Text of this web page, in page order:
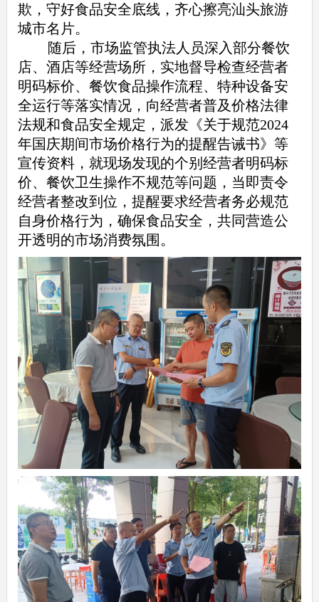
欺，守好食品安全底线，齐心擦亮汕头旅游
城市名片。
随后，市场监管执法人员深入部分餐饮
店、酒店等经营场所，实地督导检查经营者
明码标价、餐饮食品操作流程、特种设备安
全运行等落实情况，向经营者普及价格法律
法规和食品安全规定，派发《关于规范2024
年国庆期间市场价格行为的提醒告诫书》等
宣传资料，就现场发现的个别经营者明码标
价、餐饮卫生操作不规范等问题，当即责令
经营者整改到位，提醒要求经营者务必规范
自身价格行为，确保食品安全，共同营造公
开透明的市场消费氛围。